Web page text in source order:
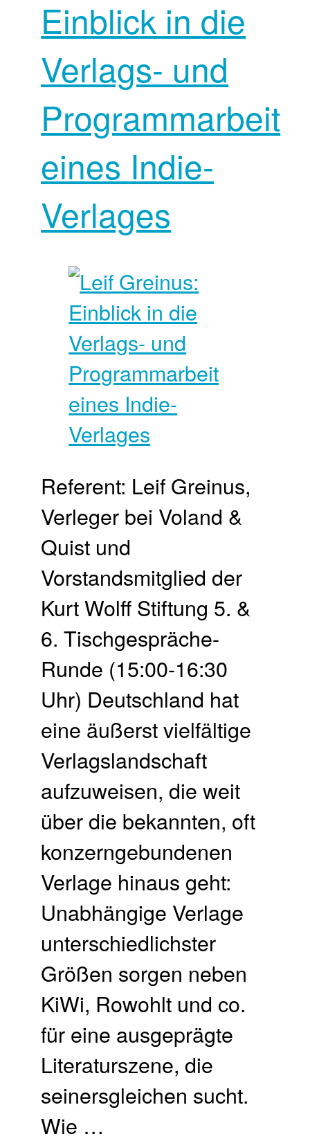
Einblick in die
Verlags- und
Programmarbeit
eines Indie-
Verlages
Referent: Leif Greinus,
Verleger bei Voland &
Quist und
Vorstandsmitglied der
Kurt Wolff Stiftung 5. &
6. Tischgespräche-
Runde (15:00-16:30
Uhr) Deutschland hat
eine äußerst vielfältige
Verlagslandschaft
aufzuweisen, die weit
über die bekannten, oft
konzerngebundenen
Verlage hinaus geht:
Unabhängige Verlage
unterschiedlichster
Größen sorgen neben
KiWi, Rowohlt und co.
für eine ausgeprägte
Literaturszene, die
seinersgleichen sucht.
Wie …